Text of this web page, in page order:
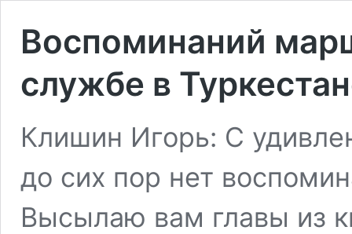
Воспоминаний
службе в
Клишин Игорь: С
до сих пор нет
Высылаю вам главы из